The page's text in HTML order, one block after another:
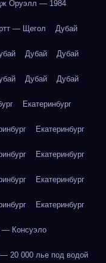
Оруэлл — 1984
— Щегол Дубай
Дубай Дубай
Дубай Дубай
Екатеринбург
Екатеринбург
Екатеринбург
Екатеринбург
Екатеринбург
Консуэло
20 000 лье под водой